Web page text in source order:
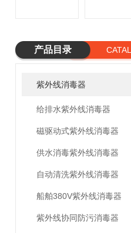
产品目录
紫外线消毒器
给排水紫外线消毒器
磁驱动式紫外线消毒器
供水消毒紫外线消毒器
自动清洗紫外线消毒器
船舶380V紫外线消毒器
紫外线协同防污消毒器